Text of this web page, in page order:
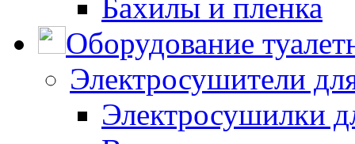
Бахилы и пленка
Оборудование
Электросушители
Электросушилки